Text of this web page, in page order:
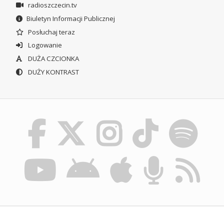
radioszczecin.tv
Biuletyn Informacji Publicznej
Posłuchaj teraz
Logowanie
DUŻA CZCIONKA
DUŻY KONTRAST